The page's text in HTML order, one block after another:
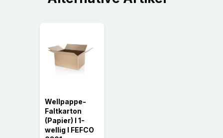
Wellpappe-
Faltkarton
(Papier) l 1-
wellig l FEFCO